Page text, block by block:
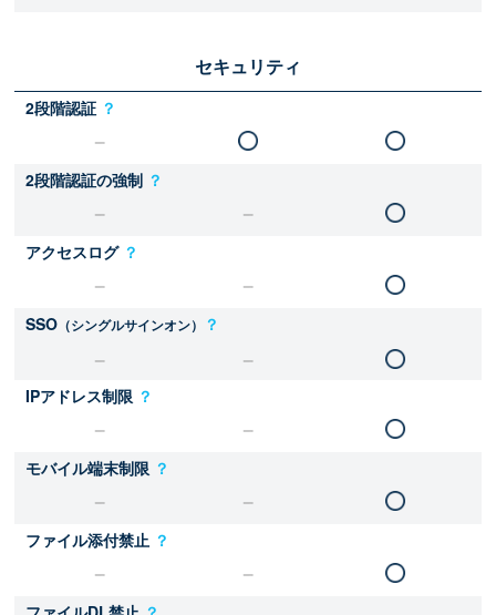
セキュリティ
2段階認証 ？
2段階認証の強制 ？
アクセスログ ？
SSO （シングルサインオン） ？
IPアドレス制限 ？
モバイル端末制限 ？
ファイル添付禁止 ？